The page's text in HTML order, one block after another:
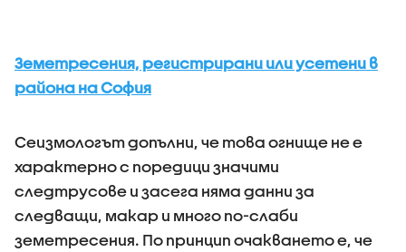
Земетресения, регистрирани или усетени в
района на София
Сеизмологът допълни, че това огнище не е
характерно с поредици значими
следтрусове и засега няма данни за
следващи, макар и много по-слаби
земетресения. По принцип очакването е, че